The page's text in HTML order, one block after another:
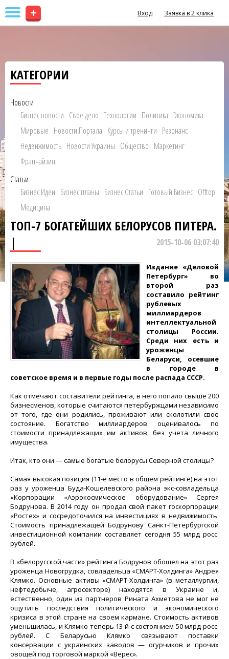
+ Вход Заявка в 2 клика
КАТЕГОРИИ
Новости
Бизнес новости Свое дело Технологии Политика Экономика
Мировые Новости Портала Курсы и тренинги Резонанс
Недвижимость Новости Украины Общество Маркетинг
Франчайзинг
Статьи
Бизнес Идеи Бизнес планы Бизнес Статьи Готовый Бизнес Offtop
Медицина
ТОП-7 БОГАТЕЙШИХ БЕЛОРУСОВ ПИТЕРА.
|
2015-10-06 03:07:40
Издание «Деловой
Петербург» во
второй раз
составило рейтинг
рублевых
миллиардеров
интеллектуальной
столицы России.
Среди них есть и
уроженцы
Беларуси, осевшие
в городе в
советское время и в первые годы после распада СССР.
Как отмечают составители рейтинга, в него попало свыше 200
бизнесменов, которые считаются петербуржцами независимо
от того, где они родились, проживают или сколотили свое
состояние. Богатство миллиардеров оценивалось по
стоимости принадлежащих им активов, без учета личного
имущества.
Итак, кто они — самые богатые белорусы Северной столицы?
Cамая высокая позиция (11-е место в общем рейтинге) на этот
раз у уроженца Буда-Кошелевского района экс-совладельца
«Корпорации «Аэрокосмическое оборудование» Сергея
Бодрунова. В 2014 году он продал свой пакет госкорпорации
«Ростех» и сосредоточился на инвестициях в недвижимость.
Стоимость принадлежащей Бодрунову Санкт-Петербургской
инвестиционной компании составляет сегодня 55 млрд росс.
рублей.
В «белорусской части» рейтинга Бодрунов обошел на этот раз
уроженца Новогрудка, совладельца «СМАРТ-Холдинга» Андрея
Клямко. Основные активы «СМАРТ-Холдинга» (в металлургии,
нефтедобыче, агросекторе) находятся в Украине и,
естественно, один из партнеров Рината Ахметова не мог не
ощутить последствия политического и экономического
кризиса в этой стране на своем кармане. Стоимость активов
уменьшилась, и Клямко теперь 13-й с состоянием 50 млрд росс.
рублей. С Беларусью Клямко связывают поставки
консервации с украинских заводов — огурчиков и прочих
овощей под торговой маркой «Верес».